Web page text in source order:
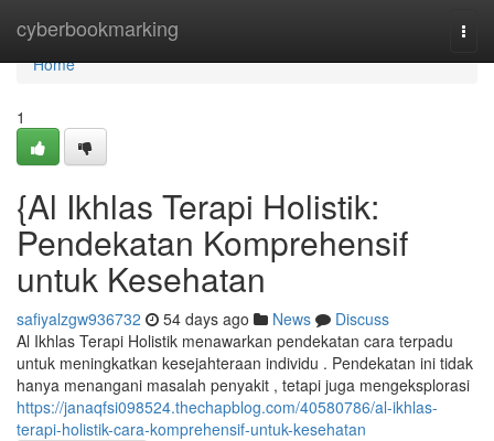
cyberbookmarking
Home
Home
1
{Al Ikhlas Terapi Holistik:
Pendekatan Komprehensif
untuk Kesehatan
safiyalzgw936732 54 days ago News
Discuss
Al Ikhlas Terapi Holistik menawarkan pendekatan cara terpadu
untuk meningkatkan kesejahteraan individu . Pendekatan ini tidak
hanya menangani masalah penyakit , tetapi juga mengeksplorasi
https://janaqfsi098524.thechapblog.com/40580786/al-ikhlas-
terapi-holistik-cara-komprehensif-untuk-kesehatan